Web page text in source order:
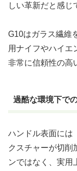
しい革新だと感じ
G10はガラス繊維
用ナイフやハイエ
非常に信頼性の高
過酷な環境下で
ハンドル表面には
クスチャーが切削
ンではなく、実用